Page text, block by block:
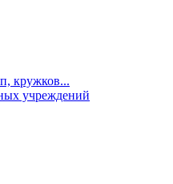
кружков...
учреждений